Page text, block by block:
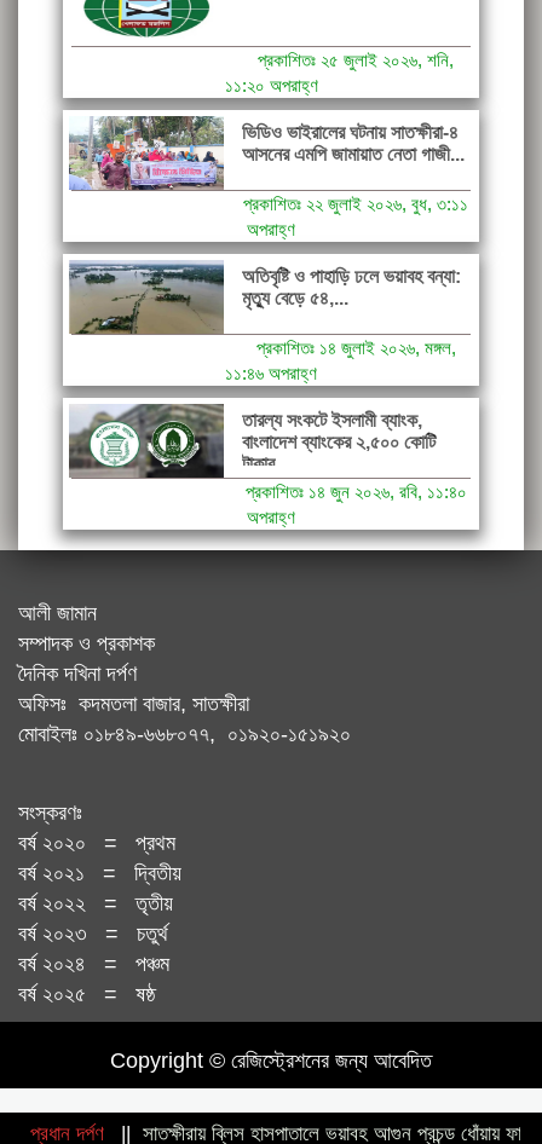
প্রকাশিতঃ ২৫ জুলাই ২০২৬, শনি,
১১:২০ অপরাহ্ণ
ভিডিও ভাইরালের ঘটনায় সাতক্ষীরা-৪
আসনের এমপি জামায়াত নেতা গাজী...
প্রকাশিতঃ ২২ জুলাই ২০২৬, বুধ, ৩:১১
অপরাহ্ণ
অতিবৃষ্টি ও পাহাড়ি ঢলে ভয়াবহ বন্যা:
মৃত্যু বেড়ে ৫৪,...
প্রকাশিতঃ ১৪ জুলাই ২০২৬, মঙ্গল,
১১:৪৬ অপরাহ্ণ
তারল্য সংকটে ইসলামী ব্যাংক,
বাংলাদেশ ব্যাংকের ২,৫০০ কোটি
টাকার...
প্রকাশিতঃ ১৪ জুন ২০২৬, রবি, ১১:৪০
অপরাহ্ণ
আলী জামান
সম্পাদক ও প্রকাশক
দৈনিক দখিনা দর্পণ
অফিসঃ কদমতলা বাজার, সাতক্ষীরা
মোবাইলঃ ০১৮৪৯-৬৬৮০৭৭, ০১৯২০-১৫১৯২০
সংস্করণঃ
বর্ষ ২০২০ = প্রথম
বর্ষ ২০২১ = দ্বিতীয়
বর্ষ ২০২২ = তৃতীয়
বর্ষ ২০২৩ = চতুর্থ
বর্ষ ২০২৪ = পঞ্চম
বর্ষ ২০২৫ = ষষ্ঠ
Copyright © রেজিস্ট্রেশনের জন্য আবেদিত
প্রধান দর্পণ
নিবেদন || সাতক্ষীরায় ব্লিস হাসপাতালে ভয়াবহ আগুন প্রচন্ড ধোঁয়ায় ফায়ার